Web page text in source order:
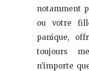
notamment
ou votre
panique,
toujours
n’importe